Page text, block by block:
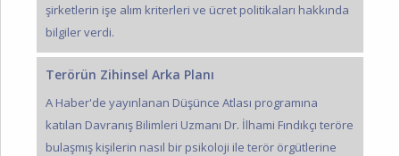
şirketlerin işe alım kriterleri ve ücret politikaları hakkında
bilgiler verdi.
Terörün Zihinsel Arka Planı
A Haber'de yayınlanan Düşünce Atlası programına
katılan Davranış Bilimleri Uzmanı Dr. İlhami Fındıkçı teröre
bulaşmış kişilerin nasıl bir psikoloji ile terör örgütlerine